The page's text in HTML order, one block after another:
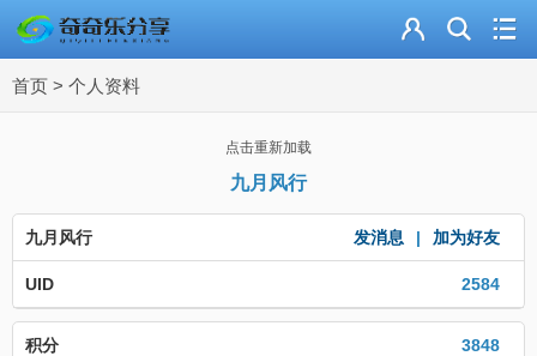
首页 > 个人资料
点击重新加载
九月风行
发消息 | 加为好友
九月风行
2584
UID
3848
积分
资源合集
站内导读
加入频道